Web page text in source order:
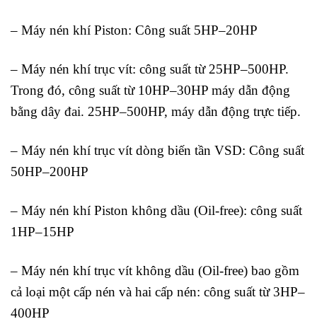
– Máy nén khí Piston: Công suất 5HP–20HP
– Máy nén khí trục vít: công suất từ 25HP–500HP.
Trong đó, công suất từ 10HP–30HP máy dẫn động
bằng dây đai. 25HP–500HP, máy dẫn động trực tiếp.
– Máy nén khí trục vít dòng biến tần VSD: Công suất
50HP–200HP
– Máy nén khí Piston không dầu (Oil-free): công suất
1HP–15HP
– Máy nén khí trục vít không dầu (Oil-free) bao gồm
cả loại một cấp nén và hai cấp nén: công suất từ 3HP–
400HP